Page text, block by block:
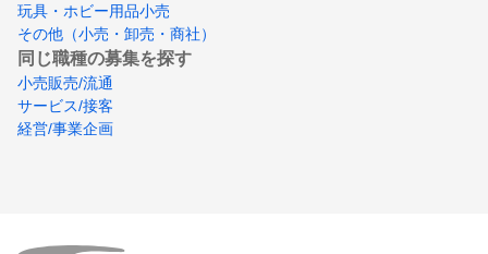
玩具・ホビー用品小売
その他（小売・卸売・商社）
同じ職種の募集を探す
小売販売/流通
サービス/接客
経営/事業企画